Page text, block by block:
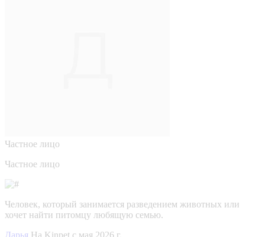
Частное лицо
Частное лицо
Человек, который занимается разведением животных или
хочет найти питомцу любящую семью.
Дарья На Kinpet c мая 2026 г.